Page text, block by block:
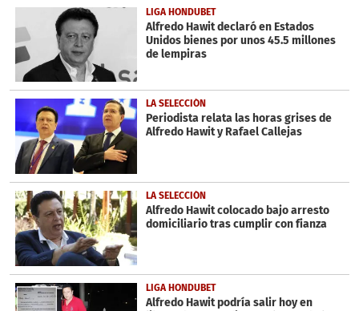
3
minutes,
seconds
LIGA HONDUBET
Alfredo Hawit declaró en Estados
Unidos bienes por unos 45.5 millones
de lempiras
LA SELECCIÓN
Periodista relata las horas grises de
Alfredo Hawit y Rafael Callejas
LA SELECCIÓN
Alfredo Hawit colocado bajo arresto
domiciliario tras cumplir con fianza
LIGA HONDUBET
Alfredo Hawit podría salir hoy en